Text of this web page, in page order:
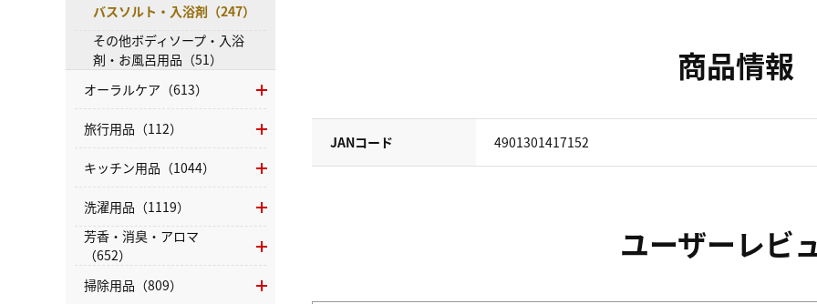
商品情報
JANコード 4901301417152
ユーザーレビ
バスソルト・入浴剤（247）
その他ボディソープ・入浴
剤・お風呂用品（51）
オーラルケア（613）
旅行用品（112）
キッチン用品（1044）
洗濯用品（1119）
芳香・消臭・アロマ
（652）
掃除用品（809）